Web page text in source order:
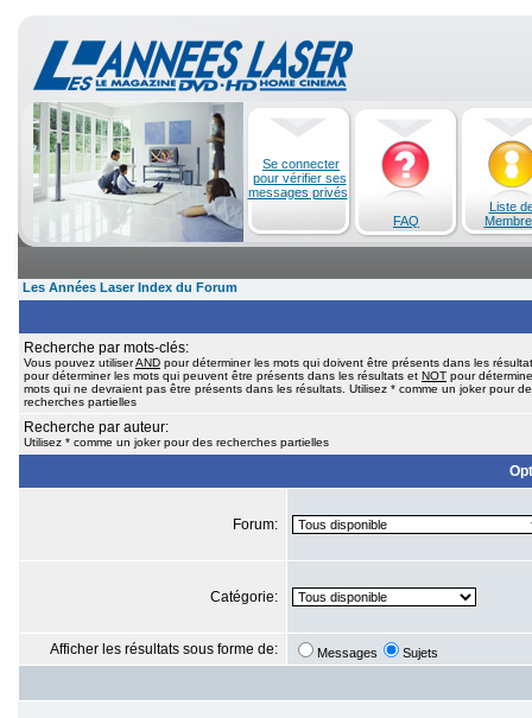
Se connecter
pour vérifier ses
messages privés
FAQ
Liste
Les Années Laser Index du Forum
Recherche par mots-clés:
Vous pouvez utiliserAND pour déterminer les mots qui doivent être présents dans les
pour déterminer les mots qui peuvent être présents dans les résultats et NOT pour
mots qui ne devraient pas être présents dans les résultats. Utilisez * comme un joker pour
recherches partielles
Recherche par auteur:
Utilisez * comme un joker pour des recherches partielles
Forum:
Catégorie:
Afficher les résultats sous forme de: Messages Sujets